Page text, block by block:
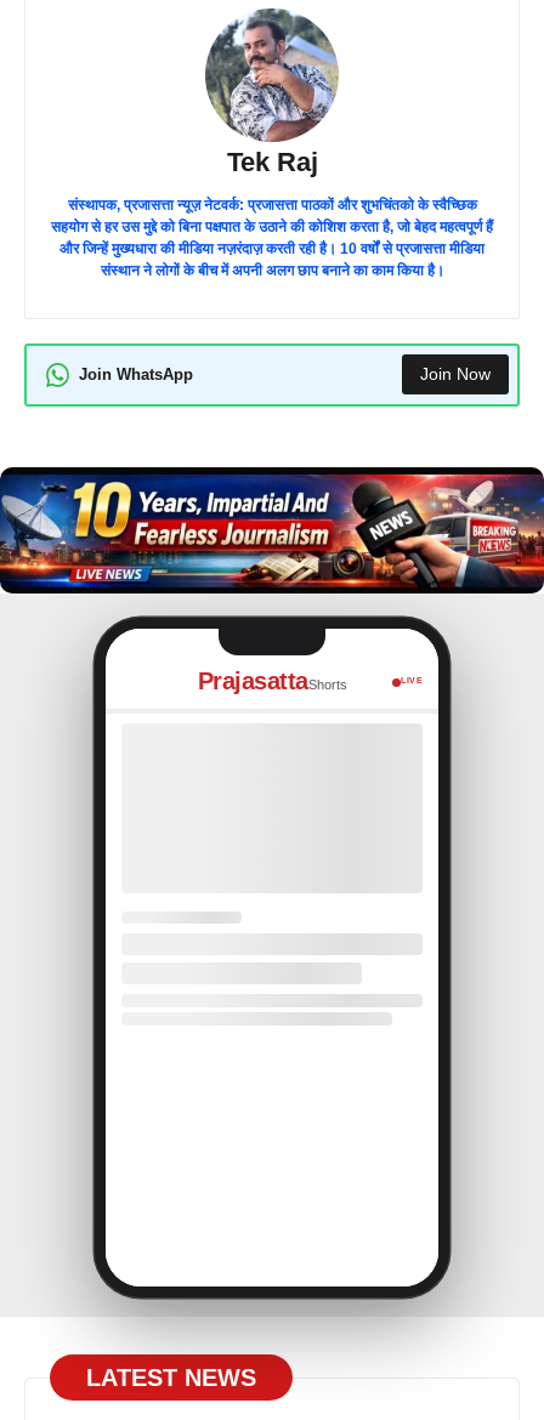
Tek Raj
संस्थापक, प्रजासत्ता न्यूज़ नेटवर्क: प्रजासत्ता पाठकों और शुभचिंतको के स्वैच्छिक
सहयोग से हर उस मुद्दे को बिना पक्षपात के उठाने की कोशिश करता है, जो बेहद महत्वपूर्ण हैं
और जिन्हें मुख्यधारा की मीडिया नज़रंदाज़ करती रही है। 10 वर्षों से प्रजासत्ता मीडिया
संस्थान ने लोगों के बीच में अपनी अलग छाप बनाने का काम किया है।
Join WhatsApp Join Now
PrajasattaShorts LIVE
LATEST NEWS